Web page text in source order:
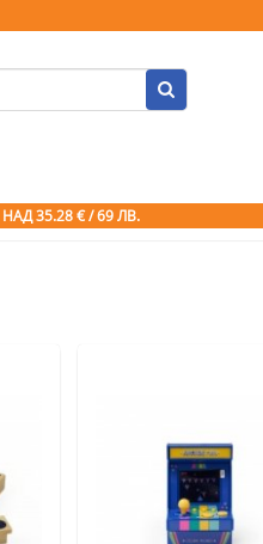
НАД 35.28 € / 69 ЛВ.